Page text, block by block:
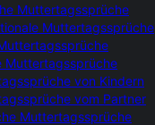
Muttertagssprüche
Muttertagssprüche
Muttertagssprüche
von Kindern
vom Partner
Muttertagssprüche